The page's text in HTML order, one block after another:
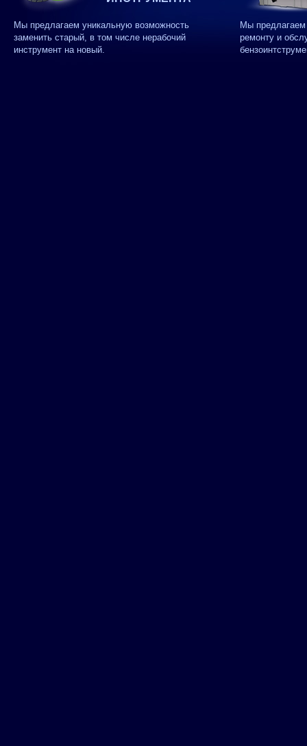
Мы предлагаем уникальную возможность
заменить старый, в том числе нерабочий
инструмент на новый.
Мы
ремонту и